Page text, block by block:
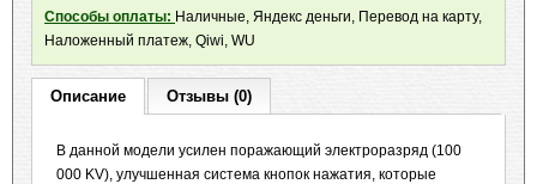
Способы оплаты: Наличные, Яндекс деньги, Перевод на карту,
Наложенный платеж, Qiwi, WU
Описание Отзывы (0)
В данной модели усилен поражающий электроразряд (100
000 KV), улучшенная система кнопок нажатия, которые